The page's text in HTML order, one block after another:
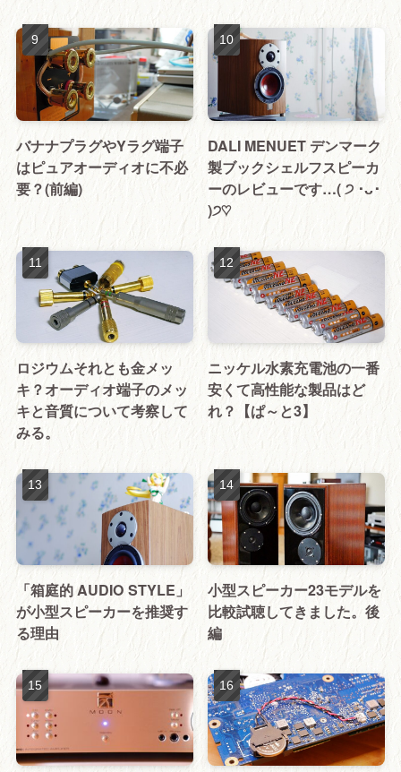
バナナプラグやYラグ端子
はピュアオーディオに不必
要？(前編)
DALI MENUET デンマーク
製ブックシェルフスピーカ
ーのレビューです…( ੭ ･ᴗ･
)੭♡
ロジウムそれとも金メッ
キ？オーディオ端子のメッ
キと音質について考察して
みる。
ニッケル水素充電池の一番
安くて高性能な製品はど
れ？【ぱ～と3】
「箱庭的 AUDIO STYLE」
が小型スピーカーを推奨す
る理由
小型スピーカー23モデルを
比較試聴してきました。後
編